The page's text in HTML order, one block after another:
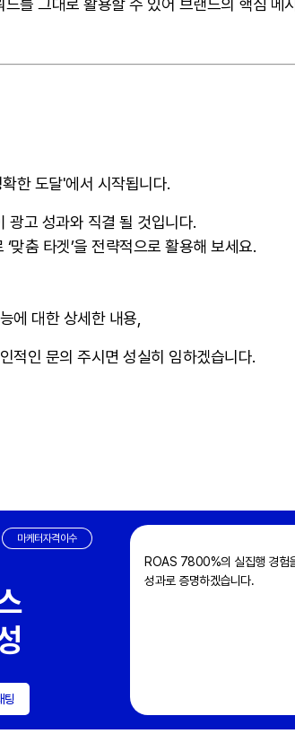
드를 그대로 활용할 수 있어 브랜드의 핵심 메
한 도달'에서 시작됩니다.
광고 성과와 직결 될 것입니다.
맞춤 타겟’을 전략적으로 활용해 보세요.
에 대한 상세한 내용,
적인 문의 주시면 성실히 임하겠습니다.
마케터자격이수
팅
ROAS 7800%의 실집행 경험
성과로 증명하겠습니다.